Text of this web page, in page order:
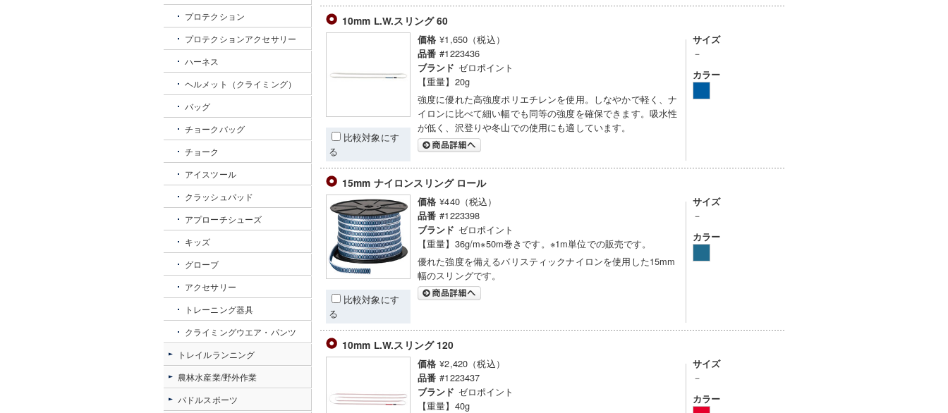
10mm L.W.スリング 60
比較対象にす
る
価格 ¥1,650（税込）
品番 #1223436
ブランド ゼロポイント
【重量】20g
強度に優れた高強度ポリエチレンを使用。しなやかで軽く、ナ
イロンに比べて細い幅でも同等の強度を確保できます。吸水性
が低く、沢登りや冬山での使用にも適しています。
サイズ
－
カラー
15mm ナイロンスリング ロール
比較対象にす
る
価格 ¥440（税込）
品番 #1223398
ブランド ゼロポイント
【重量】36g/m※50m巻きです。※1m単位での販売です。
優れた強度を備えるバリスティックナイロンを使用した15mm
幅のスリングです。
サイズ
－
カラー
10mm L.W.スリング 120
価格 ¥2,420（税込）
品番 #1223437
ブランド ゼロポイント
【重量】40g
サイズ
－
カラー
プロテクション
プロテクションアクセサリー
ハーネス
ヘルメット（クライミング）
バッグ
チョークバッグ
チョーク
アイスツール
クラッシュパッド
アプローチシューズ
キッズ
グローブ
アクセサリー
トレーニング器具
クライミングウエア・パンツ
トレイルランニング
農林水産業/野外作業
パドルスポーツ